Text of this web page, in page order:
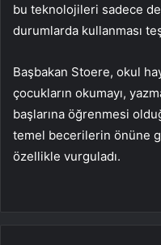
bu teknolojileri sadece
durumlarda kullanması
Başbakan Stoere, okul
çocukların okumayı,
başlarına öğrenmesi
temel becerilerin önüne
özellikle vurguladı.